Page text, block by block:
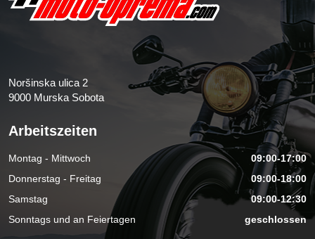
Noršinska ulica 2
9000 Murska Sobota
Arbeitszeiten
Montag - Mittwoch
09:00-17:00
Donnerstag - Freitag
09:00-18:00
Samstag
09:00-12:30
Sonntags und an Feiertagen
geschlossen